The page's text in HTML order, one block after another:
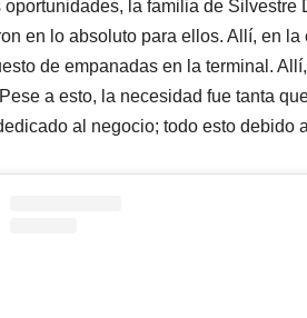
oportunidades, la familia de
en lo absoluto para ellos. Allí, en
de empanadas en la terminal.
a esto, la necesidad fue tanta
al negocio; todo esto debido